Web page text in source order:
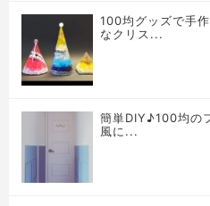
100均グッズで手
なクリス...
簡単DIY♪100均の
風に...